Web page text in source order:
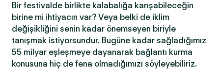
Bir festivalde birlikte kalabalığa karışabileceğin
birine mi ihtiyacın var? Veya belki de iklim
değişikliğini senin kadar önemseyen biriyle
tanışmak istiyorsundur. Bugüne kadar sağladığımız
55 milyar eşleşmeye dayanarak bağlantı kurma
konusuna hiç de fena olmadığımızı söyleyebiliriz.